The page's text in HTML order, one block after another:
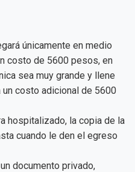
únicamente en medio
costo de 5600 pesos, en
sea muy grande y llene
costo adicional de 5600
hospitalizado, la copia de la
cuando le den el egreso
documento privado,